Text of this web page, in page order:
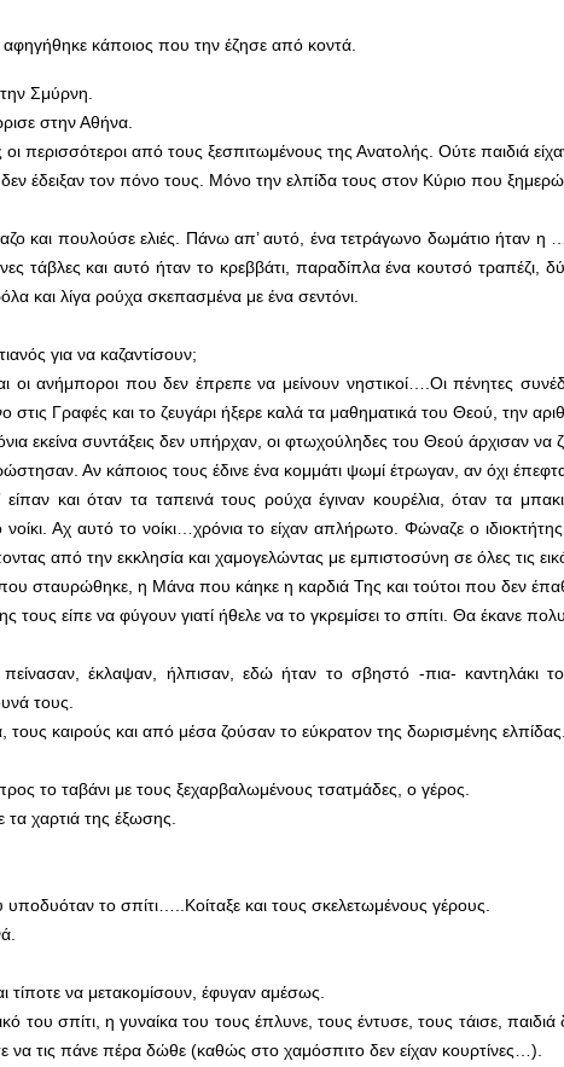
αφηγήθηκε κάποιος που την έζησε από κοντά.
Σμύρνη.
στην Αθήνα.
περισσότεροι από τους ξεσπιτωμένους της Ανατολής. Ούτε παιδιά
έδειξαν τον πόνο τους. Μόνο την ελπίδα τους στον Κύριο που
και πουλούσε ελιές. Πάνω απ’ αυτό, ένα τετράγωνο δωμάτιο ήταν η
τάβλες και αυτό ήταν το κρεββάτι, παραδίπλα ένα κουτσό τραπέζι,
και λίγα ρούχα σκεπασμένα με ένα σεντόνι.
για να καζαντίσουν;
οι ανήμποροι που δεν έπρεπε να μείνουν νηστικοί….Οι πένητες
στις Γραφές και το ζευγάρι ήξερε καλά τα μαθηματικά του Θεού, την
εκείνα συντάξεις δεν υπήρχαν, οι φτωχούληδες του Θεού άρχισαν να
Αν κάποιος τους έδινε ένα κομμάτι ψωμί έτρωγαν, αν όχι
είπαν και όταν τα ταπεινά τους ρούχα έγιναν κουρέλια, όταν τα
Αχ αυτό το νοίκι…χρόνια το είχαν απλήρωτο. Φώναζε ο
από την εκκλησία και χαμογελώντας με εμπιστοσύνη σε όλες τις
σταυρώθηκε, η Μάνα που κάηκε η καρδιά Της και τούτοι που δεν
είπε να φύγουν γιατί ήθελε να το γκρεμίσει το σπίτι. Θα έκανε
έκλαψαν, ήλπισαν, εδώ ήταν το σβηστό -πια- καντηλάκι
τους.
τους καιρούς και από μέσα ζούσαν το εύκρατον της δωρισμένης ελπίδας.
το ταβάνι με τους ξεχαρβαλωμένους τσατμάδες, ο γέρος.
χαρτιά της έξωσης.
το σπίτι…..Κοίταξε και τους σκελετωμένους γέρους.
τίποτε να μετακομίσουν, έφυγαν αμέσως.
του σπίτι, η γυναίκα του τους έπλυνε, τους έντυσε, τους τάισε, παιδιά
να τις πάνε πέρα δώθε (καθώς στο χαμόσπιτο δεν είχαν κουρτίνες…).